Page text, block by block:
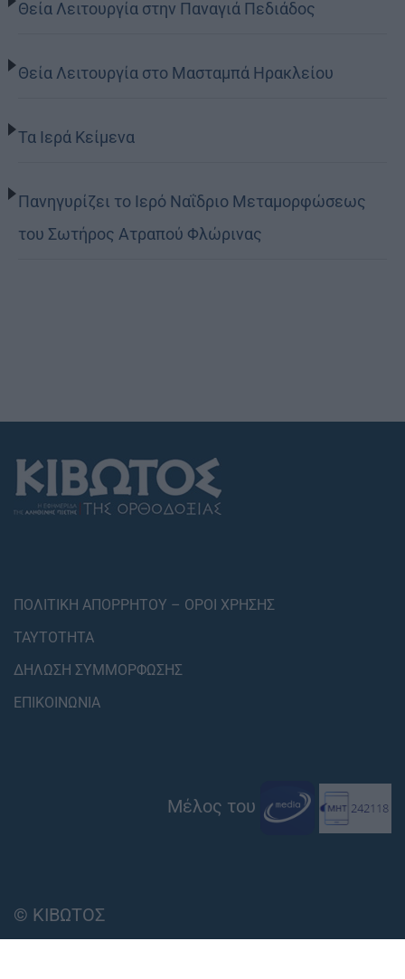
Θεία Λειτουργία στην Παναγιά Πεδιάδος
Θεία Λειτουργία στο Μασταμπά Ηρακλείου
Τα Ιερά Κείμενα
Πανηγυρίζει το Ιερό Ναΐδριο Μεταμορφώσεως
του Σωτήρος Ατραπού Φλώρινας
ΠΟΛΙΤΙΚΗ ΑΠΟΡΡΗΤΟΥ – ΟΡΟΙ ΧΡΗΣΗΣ
ΤΑΥΤΟΤΗΤΑ
ΔΗΛΩΣΗ ΣΥΜΜΟΡΦΩΣΗΣ
ΕΠΙΚΟΙΝΩΝΙΑ
Μέλος του
© ΚΙΒΩΤΟΣ